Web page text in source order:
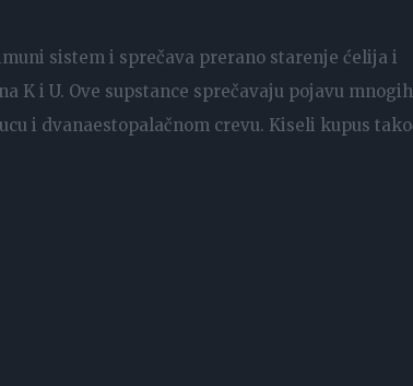
sistem i sprečava prerano starenje ćelija i
K i U. Ove supstance sprečavaju pojavu mnogih
i dvanaestopalačnom crevu. Kiseli kupus